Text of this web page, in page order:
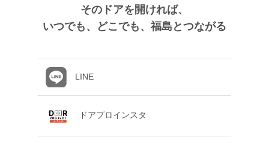
そのドアを開ければ、
いつでも、どこでも、福島とつながる
LINE
ドアプロインスタ